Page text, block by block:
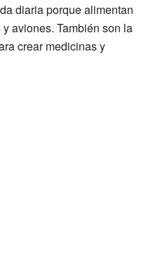
diaria porque alimentan
aviones. También son la
crear medicinas y